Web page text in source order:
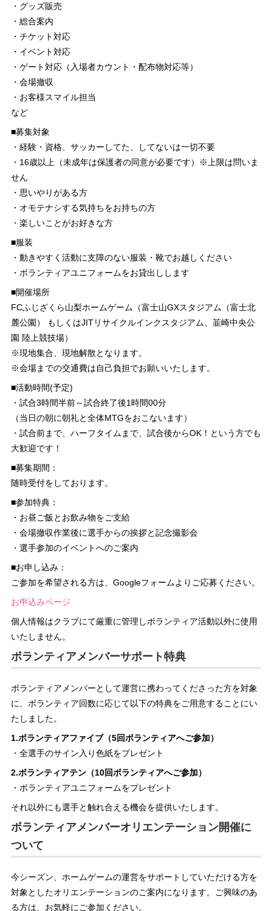
・グッズ販売
・総合案内
・チケット対応
・イベント対応
・ゲート対応（入場者カウント・配布物対応等）
・会場撤収
・お客様スマイル担当
など
■募集対象
・経験・資格、サッカーしてた、してないは一切不要
・16歳以上（未成年は保護者の同意が必要です）※上限は問いま
せん
・思いやりがある方
・オモテナシする気持ちをお持ちの方
・楽しいことがお好きな方
■服装
・動きやすく活動に支障のない服装・靴でお越しください
・ボランティアユニフォームをお貸出しします
■開催場所
FCふじざくら山梨ホームゲーム（富士山GXスタジアム（富士北
麓公園） もしくはJITリサイクルインクスタジアム、韮崎中央公
園 陸上競技場）
※現地集合、現地解散となります。
※会場までの交通費は自己負担でお願いいたします。
■活動時間(予定)
・試合3時間半前～試合終了後1時間00分
（当日の朝に朝礼と全体MTGをおこないます）
・試合前まで、ハーフタイムまで、試合後からOK！という方でも
大歓迎です！
■募集期間：
随時受付をしております。
■参加特典：
・お昼ご飯とお飲み物をご支給
・会場撤収作業後に選手からの挨拶と記念撮影会
・選手参加のイベントへのご案内
■お申し込み：
ご参加を希望される方は、Googleフォームよりご応募ください。
お申込みページ
個人情報はクラブにて厳重に管理しボランティア活動以外に使用
いたしません。
ボランティアメンバーサポート特典
ボランティアメンバーとして運営に携わってくださった方を対象
に、ボランティア回数に応じて以下の特典をご用意することにい
たしました。
1.ボランティアファイブ（5回ボランティアへご参加）
・全選手のサイン入り色紙をプレゼント
2.ボランティアテン（10回ボランティアへご参加）
・ボランティアユニフォームをプレゼント
それ以外にも選手と触れ合える機会を提供いたします。
ボランティアメンバーオリエンテーション開催に
ついて
今シーズン、ホームゲームの運営をサポートしていただける方を
対象としたオリエンテーションのご案内になります。ご興味のあ
る方は、お気軽にご参加ください。